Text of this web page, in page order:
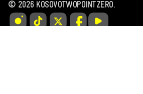
© 2026KOSOVOTWOPOINTZERO.